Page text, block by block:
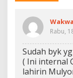
Rabu,
Sudah byk
( Ini internal
lahirin